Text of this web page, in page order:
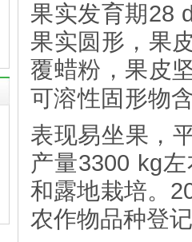
果实发育期28
果实圆形，果
覆蜡粉，果皮
可溶性固形物
表现易坐果，
产量3300 kg
和露地栽培。
农作物品种登